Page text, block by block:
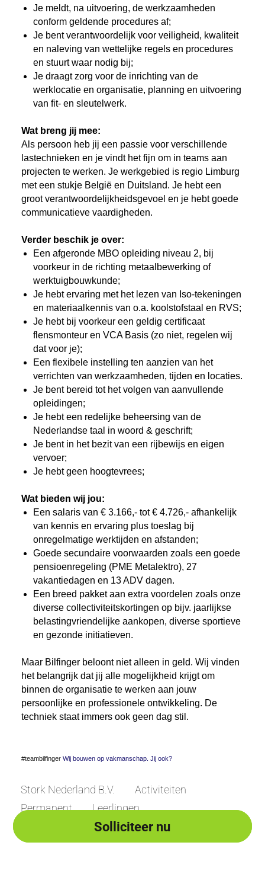
Solliciteer nu
Je meldt, na uitvoering, de werkzaamheden
conform geldende procedures af;
Je bent verantwoordelijk voor veiligheid, kwaliteit
en naleving van wettelijke regels en procedures
en stuurt waar nodig bij;
Je draagt zorg voor de inrichting van de
werklocatie en organisatie, planning en uitvoering
van fit- en sleutelwerk.
Wat breng jij mee:
Als persoon heb jij een passie voor verschillende
lastechnieken en je vindt het fijn om in teams aan
projecten te werken. Je werkgebied is regio Limburg
met een stukje België en Duitsland. Je hebt een
groot verantwoordelijkheidsgevoel en je hebt goede
communicatieve vaardigheden.
Verder beschik je over:
Een afgeronde MBO opleiding niveau 2, bij
voorkeur in de richting metaalbewerking of
werktuigbouwkunde;
Je hebt ervaring met het lezen van Iso-tekeningen
en materiaalkennis van o.a. koolstofstaal en RVS;
Je hebt bij voorkeur een geldig certificaat
flensmonteur en VCA Basis (zo niet, regelen wij
dat voor je);
Een flexibele instelling ten aanzien van het
verrichten van werkzaamheden, tijden en locaties.
Je bent bereid tot het volgen van aanvullende
opleidingen;
Je hebt een redelijke beheersing van de
Nederlandse taal in woord & geschrift;
Je bent in het bezit van een rijbewijs en eigen
vervoer;
Je hebt geen hoogtevrees;
Wat bieden wij jou:
Een salaris van € 3.166,- tot € 4.726,- afhankelijk
van kennis en ervaring plus toeslag bij
onregelmatige werktijden en afstanden;
Goede secundaire voorwaarden zoals een goede
pensioenregeling (PME Metalektro), 27
vakantiedagen en 13 ADV dagen.
Een breed pakket aan extra voordelen zoals onze
diverse collectiviteitskortingen op bijv. jaarlijkse
belastingvriendelijke aankopen, diverse sportieve
en gezonde initiatieven.
Maar Bilfinger beloont niet alleen in geld. Wij vinden
het belangrijk dat jij alle mogelijkheid krijgt om
binnen de organisatie te werken aan jouw
persoonlijke en professionele ontwikkeling. De
techniek staat immers ook geen dag stil.
#teambilfinger Wij bouwen op vakmanschap. Jij ook?
Stork Nederland B.V.
Activiteiten
Permanent
Leerlingen
Solliciteer nu